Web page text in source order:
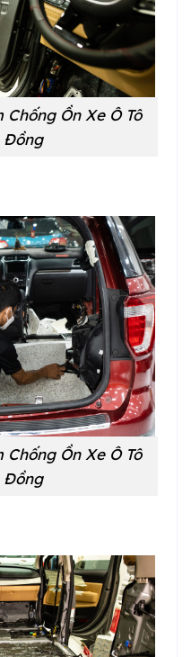
Ồn Xe Ô Tô
Đồng
Ồn Xe Ô Tô
Đồng